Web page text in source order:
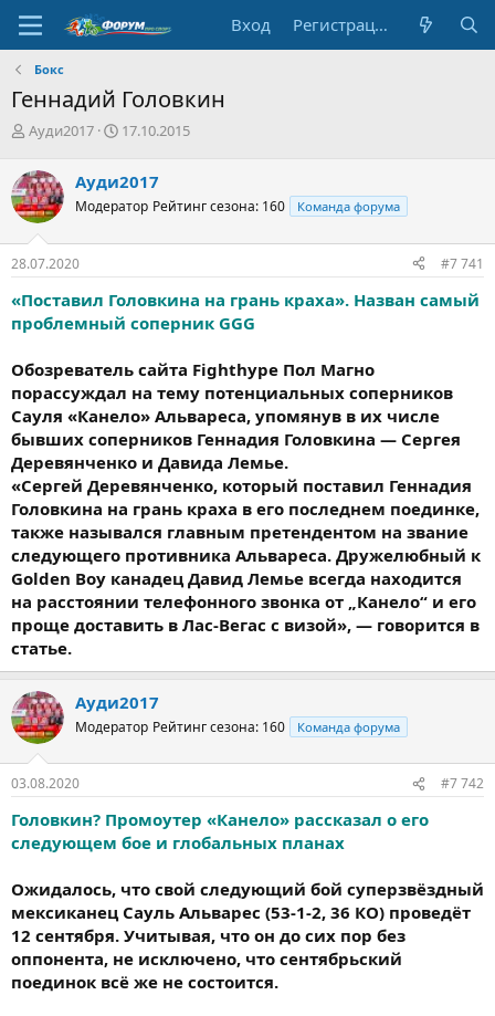
Вход Регистрация
Бокс
Геннадий Головкин
А
т
о
р
т
е
м
Ауди2017
Д
а
н
ч
а
17.10.2015
Ауди2017
Модератор Рейтинг сезона: 160 Команда форума
28.07.2020 #7 741
«Поставил Головкина на грань краха». Назван самый
проблемный соперник GGG
Обозреватель сайта Fighthype Пол Магно
порассуждал на тему потенциальных соперников
Сауля «Канело» Альвареса, упомянув в их числе
бывших соперников Геннадия Головкина — Сергея
Деревянченко и Давида Лемье.
«Сергей Деревянченко, который поставил Геннадия
Головкина на грань краха в его последнем поединке,
также назывался главным претендентом на звание
следующего противника Альвареса. Дружелюбный к
Golden Boy канадец Давид Лемье всегда находится
на расстоянии телефонного звонка от „Канело“ и его
проще доставить в Лас-Вегас с визой», — говорится в
статье.
Ауди2017
Модератор Рейтинг сезона: 160 Команда форума
03.08.2020 #7 742
Головкин? Промоутер «Канело» рассказал о его
следующем бое и глобальных планах
Ожидалось, что свой следующий бой суперзвёздный
мексиканец Сауль Альварес (53-1-2, 36 КО) проведёт
12 сентября. Учитывая, что он до сих пор без
оппонента, не исключено, что сентябрьский
поединок всё же не состоится.